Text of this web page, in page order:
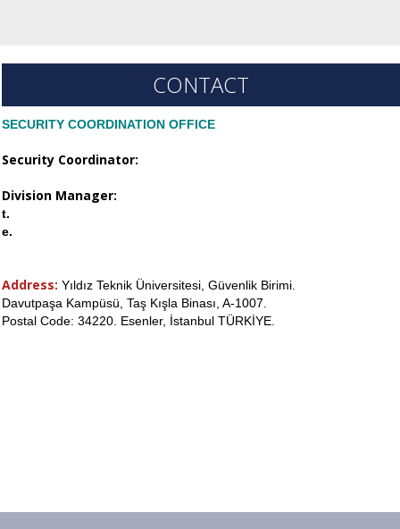
CONTACT
SECURITY COORDINATION OFFICE
Security Coordinator:
Division Manager:
t.
e.
Address: Yıldız Teknik Üniversitesi, Güvenlik Birimi.
Davutpaşa Kampüsü, Taş Kışla Binası, A-1007.
Postal Code: 34220. Esenler, İstanbul TÜRKİYE.